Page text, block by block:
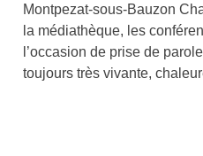
Montpezat-sous-Bauzon
la médiathèque, les
l’occasion de prise de
toujours très vivante,